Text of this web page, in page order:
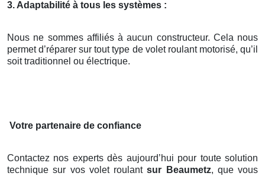
3. Adaptabilité à tous les systèmes :
Nous ne sommes affiliés à aucun constructeur. Cela nous
permet d’réparer sur tout type de volet roulant motorisé, qu’il
soit traditionnel ou électrique.
Votre partenaire de confiance
Contactez nos experts dès aujourd’hui pour toute solution
technique sur vos volet roulantsur Beaumetz, que vous